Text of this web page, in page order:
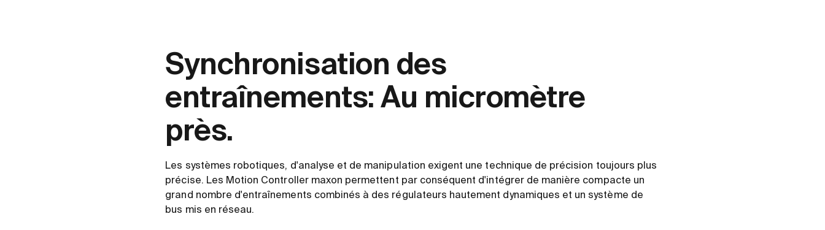
Synchronisation des
entraînements: Au micromètre
près.
Les systèmes robotiques, d'analyse et de manipulation exigent une technique de précision toujours plus
précise. Les Motion Controller maxon permettent par conséquent d'intégrer de manière compacte un
grand nombre d'entraînements combinés à des régulateurs hautement dynamiques et un système de
bus mis en réseau.